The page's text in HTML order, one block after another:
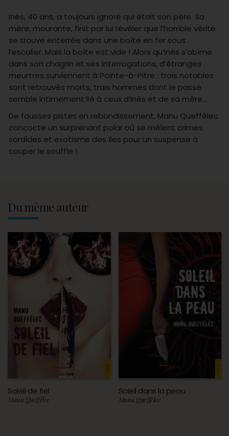
Inès, 40 ans, a toujours ignoré qui était son père. Sa
mère, mourante, finit par lui révéler que l’horrible vérité
se trouve enterrée dans une boîte en fer sous
l’escalier. Mais la boîte est vide ! Alors qu’Inès s’abîme
dans son chagrin et ses interrogations, d’étranges
meurtres surviennent à Pointe-à-Pitre : trois notables
sont retrouvés morts, trois hommes dont le passé
semble intimement lié à ceux d’Inès et de sa mère…
De fausses pistes en rebondissement, Manu Queffélec
concocte un surprenant polar où se mêlent crimes
sordides et exotisme des îles pour un suspense à
couper le souffle !
Du même auteur
Soleil de fiel
Manu Queffélec
Soleil dans la peau
Manu Queffélec